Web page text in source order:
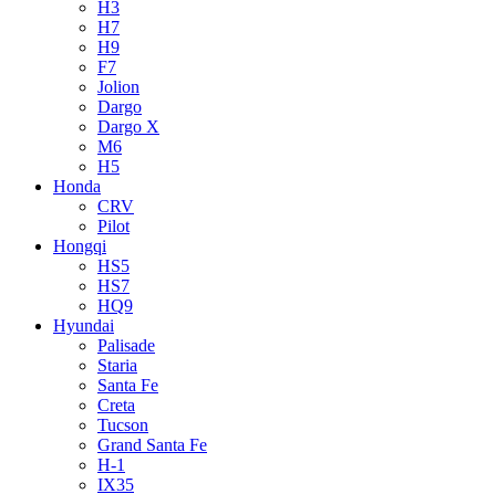
H3
H7
H9
F7
Jolion
Dargo
Dargo X
M6
H5
Honda
CRV
Pilot
Hongqi
HS5
HS7
HQ9
Hyundai
Palisade
Staria
Santa Fe
Creta
Tucson
Grand Santa Fe
H-1
IX35